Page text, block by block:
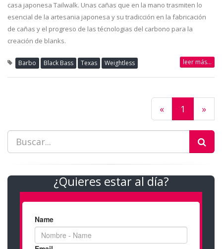
casa japonesa Tailwalk. Unas cañas que en la mano trasmiten lo
esencial de la artesania japonesa y su tradicción en la fabricación
de cañas y el progreso de las técnologias del carbono para la
creación de blanks.
Barbo Black Bass Texas Weightless leer más...
« 1 »
¿Quieres estar al día?